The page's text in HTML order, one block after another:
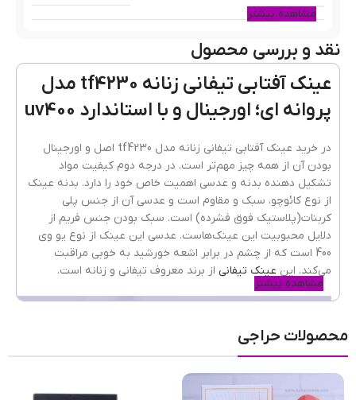
رنگ فریم
جنس فریم کائوچو
شکل فریم مربع
عرض فریم 128mm
نوع فریم عینک تمام فریم
مشاهده بیشتر
نقد و بررسی محصول
عینک آفتابی تیفانی زنانه tf4230 مدل
پروانه ای؛ اورجینال و با استاندارد uv400
در خرید عینک آفتابی تیفانی زنانه مدل tf4230 اصل و اورجینال
بودن آن از همه چیز مهم‌تر است. در درجه دوم کیفیت مواد
تشکیل دهنده بدنه و عدسی اهمیت خاص خود را دارد. بدنه عینک
از نوع کائوچو، سبک و مقاوم است و عدسی آن از جنس پلی
کربنات(پلاستیک فوق فشرده) است. سبک بودن جنس فریم از
دلایل محبوبیت این عینک‌هاست. عدسی این عینک از نوع یو وی
400 است که از چشم در برابر اشعه خورشید به خوبی مراقبت
می‌کند. این عینک تیفانی از برند معروف تیفانی و زنانه است.
مشاهده بیشتر
محصولات حراجی